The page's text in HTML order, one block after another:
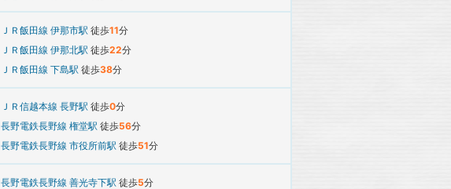
ＪＲ飯田線 伊那市駅 徒歩11分
ＪＲ飯田線 伊那北駅 徒歩22分
ＪＲ飯田線 下島駅 徒歩38分
ＪＲ信越本線 長野駅 徒歩0分
長野電鉄長野線 権堂駅 徒歩56分
長野電鉄長野線 市役所前駅 徒歩51分
長野電鉄長野線 善光寺下駅 徒歩5分